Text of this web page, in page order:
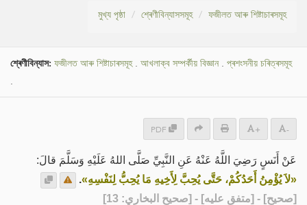
মুখ্য পৃষ্ঠা শ্ৰেণীবিন্যাসসমূহ ফজীলত আৰু শিষ্টাচাৰসমূহ
শ্ৰেণীবিন্যাস: ফজীলত আৰু শিষ্টাচাৰসমূহ. আখলাক্ব সম্পৰ্কীয় বিজ্ঞান. প্ৰশংসনীয় চৰিত্ৰসমূহ
.
PDF + -
عَنْ أَنَسٍ رَضِيَ اللَّهُ عَنْهُ عَنِ النَّبِيِّ صَلَّى اللهُ عَلَيْهِ وَسَلَّمَ قالَ:
«لاَ يُؤْمِنُ أَحَدُكُمْ، حَتَّى يُحِبَّ لِأَخِيهِ مَا يُحِبُّ لِنَفْسِهِ».
[صحيح] - [متفق عليه] - [صحيح البخاري: 13]